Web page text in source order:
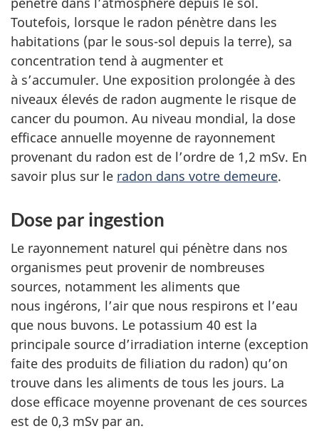
Toutefois, lorsque le radon pénètre dans les
habitations (par le sous-sol depuis la terre), sa
concentration tend à augmenter et
à s’accumuler. Une exposition prolongée à des
niveaux élevés de radon augmente le risque de
cancer du poumon. Au niveau mondial, la dose
efficace annuelle moyenne de rayonnement
provenant du radon est de l’ordre de 1,2 mSv. En
savoir plus sur le radon dans votre demeure.
Dose par ingestion
Le rayonnement naturel qui pénètre dans nos
organismes peut provenir de nombreuses
sources, notamment les aliments que
nous ingérons, l’air que nous respirons et l’eau
que nous buvons. Le potassium 40 est la
principale source d’irradiation interne (exception
faite des produits de filiation du radon) qu’on
trouve dans les aliments de tous les jours. La
dose efficace moyenne provenant de ces sources
est de 0,3 mSv par an.